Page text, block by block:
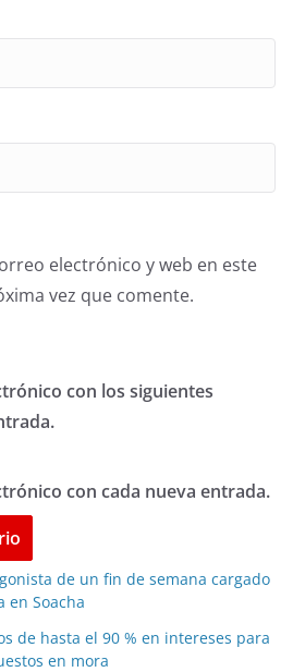
electrónico y web en este
vez que comente.
con los siguientes
con cada nueva entrada.
de un fin de semana cargado
en Soacha
de hasta el 90 % en intereses para
en mora